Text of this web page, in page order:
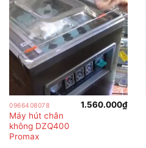
0966408078
Máy hút chân
không DZQ400
Promax
1.560.000₫